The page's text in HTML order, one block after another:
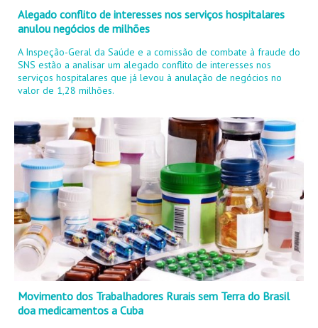
Alegado conflito de interesses nos serviços hospitalares
anulou negócios de milhões
A Inspeção-Geral da Saúde e a comissão de combate à fraude do
SNS estão a analisar um alegado conflito de interesses nos
serviços hospitalares que já levou à anulação de negócios no
valor de 1,28 milhões.
Movimento dos Trabalhadores Rurais sem Terra do Brasil
doa medicamentos a Cuba